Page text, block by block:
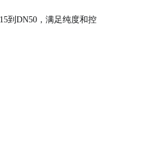
到DN50，满足纯度和控